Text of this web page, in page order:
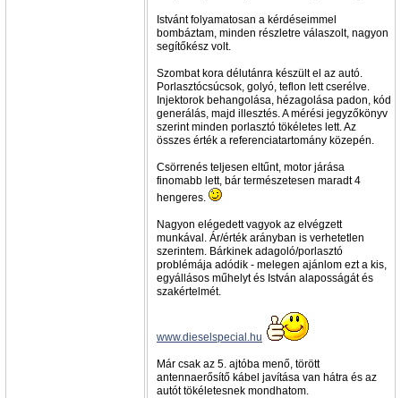
Istvánt folyamatosan a kérdéseimmel
bombáztam, minden részletre válaszolt, nagyon
segítőkész volt.
Szombat kora délutánra készült el az autó.
Porlasztócsúcsok, golyó, teflon lett cserélve.
Injektorok behangolása, hézagolása padon, kód
generálás, majd illesztés. A mérési jegyzőkönyv
szerint minden porlasztó tökéletes lett. Az
összes érték a referenciatartomány közepén.
Csörrenés teljesen eltűnt, motor járása
finomabb lett, bár természetesen maradt 4
hengeres.
Nagyon elégedett vagyok az elvégzett
munkával. Ár/érték arányban is verhetetlen
szerintem. Bárkinek adagoló/porlasztó
problémája adódik - melegen ajánlom ezt a kis,
egyállásos műhelyt és István alaposságát és
szakértelmét.
www.dieselspecial.hu
Már csak az 5. ajtóba menő, törött
antennaerősítő kábel javítása van hátra és az
autót tökéletesnek mondhatom.